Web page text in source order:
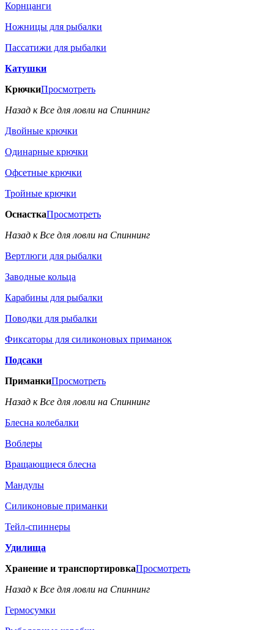
Корнцанги
Ножницы для рыбалки
Пассатижи для рыбалки
Катушки
КрючкиПросмотреть
Назад к Все для ловли на Спиннинг
Двойные крючки
Одинарные крючки
Офсетные крючки
Тройные крючки
ОснасткаПросмотреть
Назад к Все для ловли на Спиннинг
Вертлюги для рыбалки
Заводные кольца
Карабины для рыбалки
Поводки для рыбалки
Фиксаторы для силиконовых приманок
Подсаки
ПриманкиПросмотреть
Назад к Все для ловли на Спиннинг
Блесна колебалки
Воблеры
Вращающиеся блесна
Мандулы
Силиконовые приманки
Тейл-спиннеры
Удилища
Хранение и транспортировкаПросмотреть
Назад к Все для ловли на Спиннинг
Гермосумки